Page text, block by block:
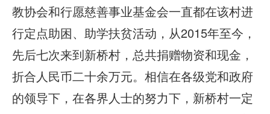
教协会和行愿慈善事业基金会一直都在该村进
行定点助困、助学扶贫活动，从2015年至今，
先后七次来到新桥村，总共捐赠物资和现金，
折合人民币二十余万元。相信在各级党和政府
的领导下，在各界人士的努力下，新桥村一定